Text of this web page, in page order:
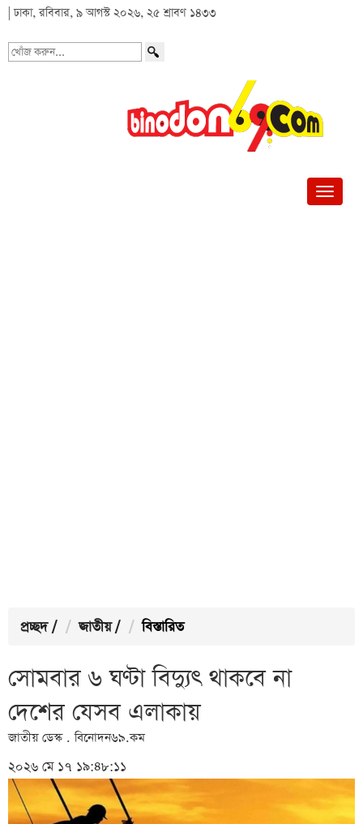
| ঢাকা, রবিবার, ৯ আগস্ট ২০২৬, ২৫ শ্রাবণ ১৪৩৩
খোঁজ
প্রচ্ছদ / জাতীয় / বিস্তারিত
সোমবার ৬ ঘণ্টা বিদ্যুৎ থাকবে না
দেশের যেসব এলাকায়
জাতীয় ডেস্ক . বিনোদন৬৯.কম
২০২৬ মে ১৭ ১৯:৪৮:১১